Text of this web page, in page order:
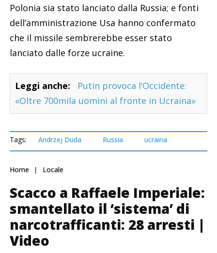
Polonia sia stato lanciato dalla Russia; e fonti
dell’amministrazione Usa hanno confermato
che il missile sembrerebbe esser stato
lanciato dalle forze ucraine.
Leggi anche:
Putin provoca l’Occidente:
«Oltre 700mila uomini al fronte in Ucraina»
Tags: Andrzej Duda Russia ucraina
Home Locale
Scacco a Raffaele Imperiale:
smantellato il ‘sistema’ di
narcotrafficanti: 28 arresti |
Video